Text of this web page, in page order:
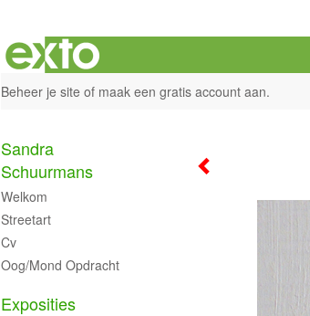
Beheer je site of maak een gratis account aan.
Sandra
Schuurmans
Welkom
Streetart
Cv
Oog/mond Opdracht
Exposities